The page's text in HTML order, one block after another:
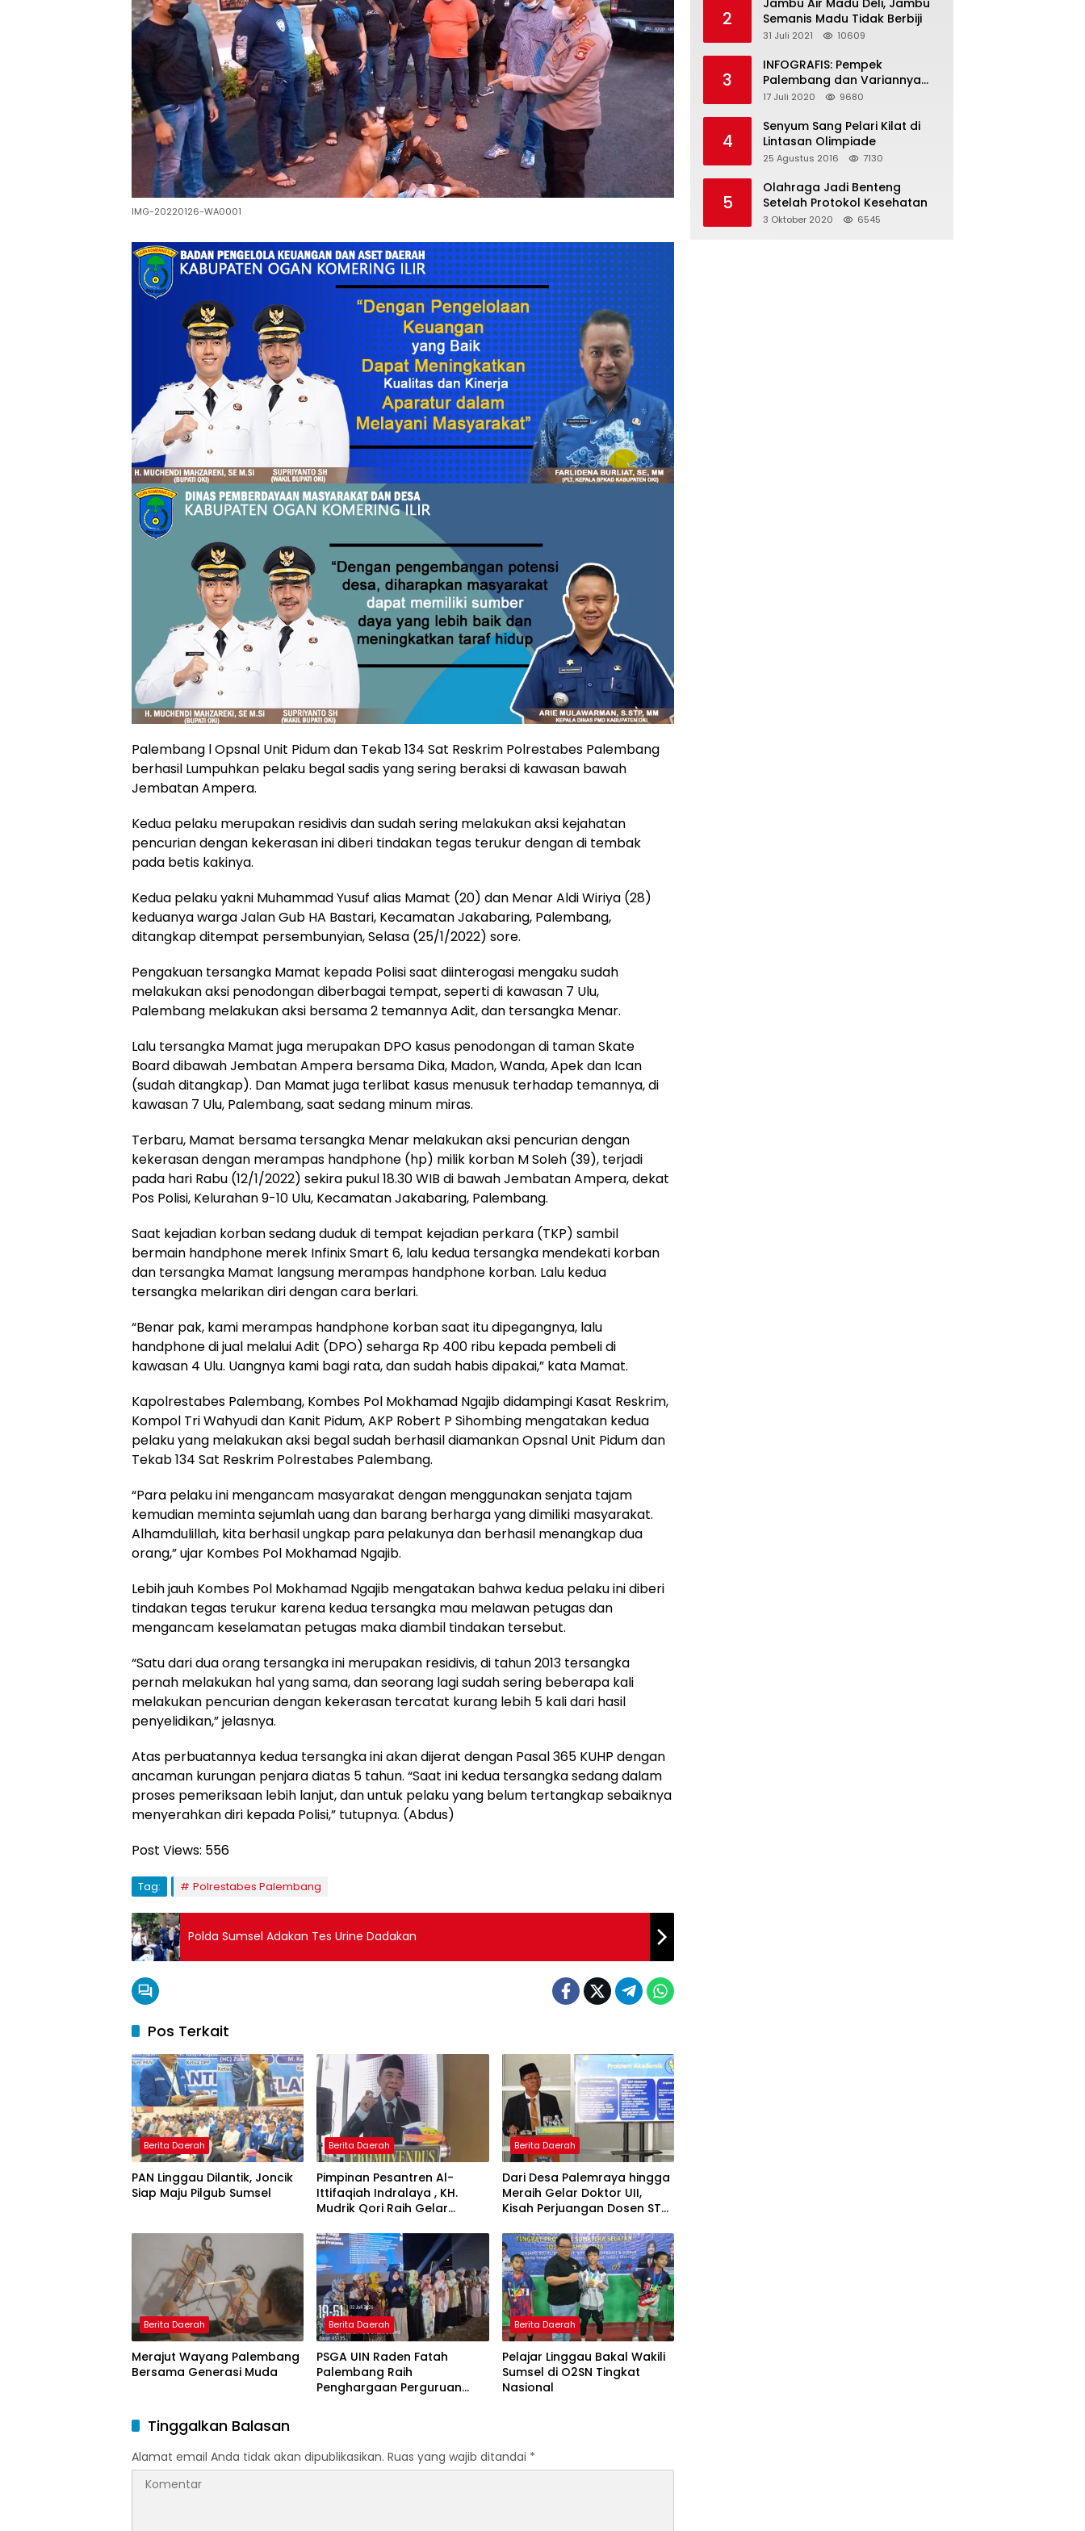
IMG-20220126-WA0001
Palembang l Opsnal Unit Pidum dan Tekab 134 Sat Reskrim Polrestabes Palembang
berhasil Lumpuhkan pelaku begal sadis yang sering beraksi di kawasan bawah
Jembatan Ampera.
Kedua pelaku merupakan residivis dan sudah sering melakukan aksi kejahatan
pencurian dengan kekerasan ini diberi tindakan tegas terukur dengan di tembak
pada betis kakinya.
Kedua pelaku yakni Muhammad Yusuf alias Mamat (20) dan Menar Aldi Wiriya (28)
keduanya warga Jalan Gub HA Bastari, Kecamatan Jakabaring, Palembang,
ditangkap ditempat persembunyian, Selasa (25/1/2022) sore.
Pengakuan tersangka Mamat kepada Polisi saat diinterogasi mengaku sudah
melakukan aksi penodongan diberbagai tempat, seperti di kawasan 7 Ulu,
Palembang melakukan aksi bersama 2 temannya Adit, dan tersangka Menar.
Lalu tersangka Mamat juga merupakan DPO kasus penodongan di taman Skate
Board dibawah Jembatan Ampera bersama Dika, Madon, Wanda, Apek dan Ican
(sudah ditangkap). Dan Mamat juga terlibat kasus menusuk terhadap temannya, di
kawasan 7 Ulu, Palembang, saat sedang minum miras.
Terbaru, Mamat bersama tersangka Menar melakukan aksi pencurian dengan
kekerasan dengan merampas handphone (hp) milik korban M Soleh (39), terjadi
pada hari Rabu (12/1/2022) sekira pukul 18.30 WIB di bawah Jembatan Ampera, dekat
Pos Polisi, Kelurahan 9-10 Ulu, Kecamatan Jakabaring, Palembang.
Saat kejadian korban sedang duduk di tempat kejadian perkara (TKP) sambil
bermain handphone merek Infinix Smart 6, lalu kedua tersangka mendekati korban
dan tersangka Mamat langsung merampas handphone korban. Lalu kedua
tersangka melarikan diri dengan cara berlari.
“Benar pak, kami merampas handphone korban saat itu dipegangnya, lalu
handphone di jual melalui Adit (DPO) seharga Rp 400 ribu kepada pembeli di
kawasan 4 Ulu. Uangnya kami bagi rata, dan sudah habis dipakai,” kata Mamat.
Kapolrestabes Palembang, Kombes Pol Mokhamad Ngajib didampingi Kasat Reskrim,
Kompol Tri Wahyudi dan Kanit Pidum, AKP Robert P Sihombing mengatakan kedua
pelaku yang melakukan aksi begal sudah berhasil diamankan Opsnal Unit Pidum dan
Tekab 134 Sat Reskrim Polrestabes Palembang.
“Para pelaku ini mengancam masyarakat dengan menggunakan senjata tajam
kemudian meminta sejumlah uang dan barang berharga yang dimiliki masyarakat.
Alhamdulillah, kita berhasil ungkap para pelakunya dan berhasil menangkap dua
orang,” ujar Kombes Pol Mokhamad Ngajib.
Lebih jauh Kombes Pol Mokhamad Ngajib mengatakan bahwa kedua pelaku ini diberi
tindakan tegas terukur karena kedua tersangka mau melawan petugas dan
mengancam keselamatan petugas maka diambil tindakan tersebut.
“Satu dari dua orang tersangka ini merupakan residivis, di tahun 2013 tersangka
pernah melakukan hal yang sama, dan seorang lagi sudah sering beberapa kali
melakukan pencurian dengan kekerasan tercatat kurang lebih 5 kali dari hasil
penyelidikan,” jelasnya.
Atas perbuatannya kedua tersangka ini akan dijerat dengan Pasal 365 KUHP dengan
ancaman kurungan penjara diatas 5 tahun. “Saat ini kedua tersangka sedang dalam
proses pemeriksaan lebih lanjut, dan untuk pelaku yang belum tertangkap sebaiknya
menyerahkan diri kepada Polisi,” tutupnya. (Abdus)
Post Views: 556
Tag: Polrestabes Palembang
Polda Sumsel Adakan Tes Urine Dadakan
Pos Terkait
Berita Daerah
PAN Linggau Dilantik, Joncik
Siap Maju Pilgub Sumsel
Berita Daerah
Pimpinan Pesantren Al-
Ittifaqiah Indralaya , KH.
Mudrik Qori Raih Gelar
Model Pembelajaran
Nagham Al-Qur’an di UMM
Berita Daerah
Dari Desa Palemraya hingga
Meraih Gelar Doktor UII,
Kisah Perjuangan Dosen STAI
Menjadi Driver Taksi Online
Berita Daerah
Merajut Wayang Palembang
Bersama Generasi Muda
Berita Daerah
PSGA UIN Raden Fatah
Palembang Raih
Penghargaan Perguruan
Berita Daerah
Pelajar Linggau Bakal Wakili
Sumsel di O2SN Tingkat
Nasional
Tinggalkan Balasan
Alamat email Anda tidak akan dipublikasikan. Ruas yang wajib ditandai *
2
Jambu Air Madu Deli, Jambu
Semanis Madu Tidak Berbiji
31 Juli 2021 10609
3
INFOGRAFIS: Pempek
Palembang dan Variannya
yang Melegenda
17 Juli 2020 9680
4
Senyum Sang Pelari Kilat di
Lintasan Olimpiade
25 Agustus 2016 7130
5
Olahraga Jadi Benteng
Setelah Protokol Kesehatan
3 Oktober 2020 6545